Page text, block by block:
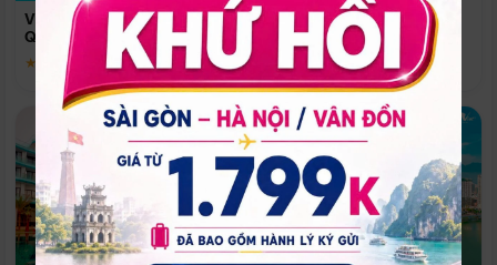
Vinpearl Resort & Spa Phu
Quoc
★ 5.0
Quoc
Phú Quốc
★ 5.0